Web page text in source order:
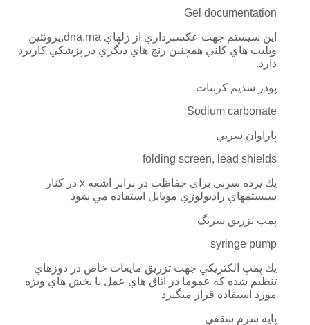
Gel documentation
اين سيستم جهت عكسبرداري از ژلهاي dna,rna,پروتئين
وپليت هاي كلني همچنين رنج هاي ديگري در پزشكي كاربرد
دارد.
پودر سديم كربنات
Sodium carbonate
پاراوان سربي
folding screen, lead shields
يك پرده سربي براي حفاظت در برابر اشعه x در كنار
سيستمهاي راديولوژي موبايل استفاده مي شود
پمپ تزريق سرنگ
syringe pump
يك پمپ الكتريكي جهت تزريق مايعات خاص در دوزهاي
تنظيم شده كه عموما در اتاق هاي عمل يا بخش هاي ويژه
مورد استفاده قرار ميگيرد
پايه سرم سقفي